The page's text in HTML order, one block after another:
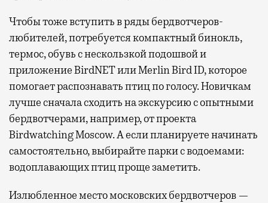
Чтобы тоже вступить в ряды бердвотчеров-
любителей, потребуется компактный бинокль,
термос, обувь с нескользкой подошвой и
приложение BirdNET или Merlin Bird ID, которое
помогает распознавать птиц по голосу. Новичкам
лучше сначала сходить на экскурсию с опытными
бердвотчерами, например, от проекта
Birdwatching Moscow. А если планируете начинать
самостоятельно, выбирайте парки с водоемами:
водоплавающих птиц проще заметить.
Излюбленное место московских бердвотчеров —